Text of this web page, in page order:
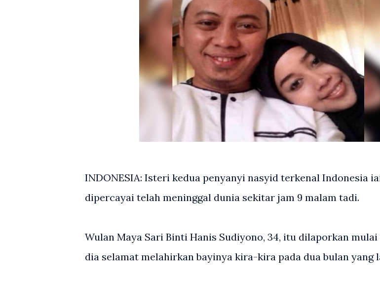
INDONESIA: Isteri kedua penyanyi nasyid terkenal Indonesia
dipercayai telah meninggal dunia sekitar jam 9 malam tadi.
Wulan Maya Sari Binti Hanis Sudiyono, 34, itu dilaporkan
dia selamat melahirkan bayinya kira-kira pada dua bulan yang